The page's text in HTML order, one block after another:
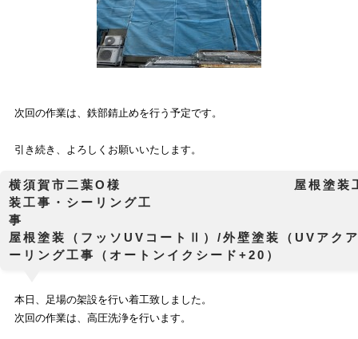
次回の作業は、鉄部錆止めを行う予定です。
引き続き、よろしくお願いいたします。
横須賀市二葉O様 屋根塗装工事
装工事・シーリング工
屋根塗装（フッソUVコートⅡ）/外壁塗装（UVアク
ーリング工事（オートンイクシード+20）
本日、足場の架設を行い着工致しました。
次回の作業は、高圧洗浄を行います。